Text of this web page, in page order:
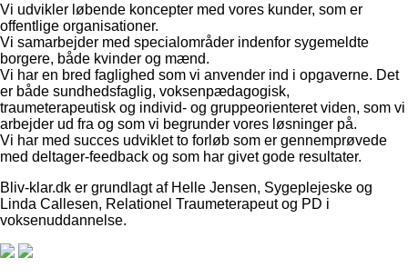
Vi udvikler løbende koncepter med vores kunder, som er
offentlige organisationer.
Vi samarbejder med specialområder indenfor sygemeldte
borgere, både kvinder og mænd.
Vi har en bred faglighed som vi anvender ind i opgaverne. Det
er både sundhedsfaglig, voksenpædagogisk,
traumeterapeutisk og individ- og gruppeorienteret viden, som vi
arbejder ud fra og som vi begrunder vores løsninger på.
Vi har med succes udviklet to forløb som er gennemprøvede
med deltager-feedback og som har givet gode resultater.
Bliv-klar.dk er grundlagt af Helle Jensen, Sygeplejeske og
Linda Callesen, Relationel Traumeterapeut og PD i
voksenuddannelse.